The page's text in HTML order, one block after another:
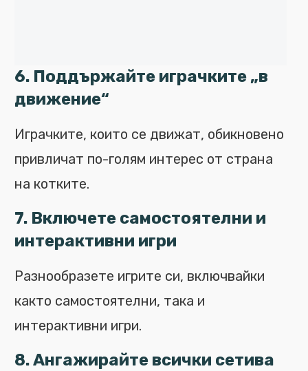
6. Поддържайте играчките „в
движение“
Играчките, които се движат, обикновено
привличат по-голям интерес от страна
на котките.
7. Включете самостоятелни и
интерактивни игри
Разнообразете игрите си, включвайки
както самостоятелни, така и
интерактивни игри.
8. Ангажирайте всички сетива